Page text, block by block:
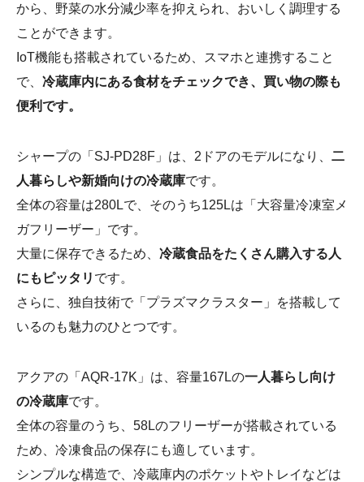
から、野菜の水分減少率を抑えられ、おいしく調理する
ことができます。
IoT機能も搭載されているため、スマホと連携すること
で、 冷蔵庫内にある食材をチェックでき、買い物の際も
便利です。
シャープの「SJ-PD28F」は、2ドアのモデルになり、 二
人暮らしや新婚向けの冷蔵庫です。
全体の容量は280Lで、そのうち125Lは「大容量冷凍室メ
ガフリーザー」です。
大量に保存できるため、 冷蔵食品をたくさん購入する人
にもピッタリ です。
さらに、独自技術で「プラズマクラスター」を搭載して
いるのも魅力のひとつです。
アクアの「AQR-17K」は、容量167Lの一人暮らし向け
の冷蔵庫です。
全体の容量のうち、58Lのフリーザーが搭載されている
ため、冷凍食品の保存にも適しています。
シンプルな構造で、冷蔵庫内のポケットやトレイなどは